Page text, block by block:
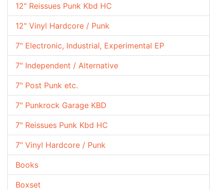
12" Reissues Punk Kbd HC
12" Vinyl Hardcore / Punk
7" Electronic, Industrial, Experimental EP
7" Independent / Alternative
7" Post Punk etc.
7" Punkrock Garage KBD
7" Reissues Punk Kbd HC
7" Vinyl Hardcore / Punk
Books
Boxset